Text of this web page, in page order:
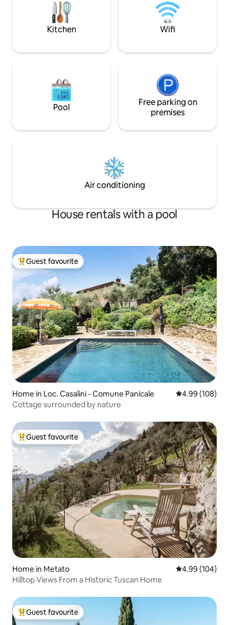
Kitchen Wifi
Pool
Free parking on
premises
Air conditioning
House rentals with a pool
Top guest favourite
Guest favourite
Home in Loc. Casalini - Comune Panicale 4.99 out of 5
4.99 (108)
Cottage surrounded by nature
Top guest favourite
Guest favourite
Home in Metato 4.99 out of 5
4.99 (104)
Hilltop Views From a Historic Tuscan Home
Top guest favourite
Guest favourite